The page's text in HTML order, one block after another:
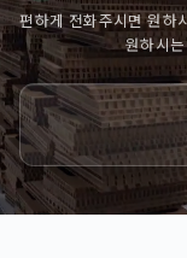
편하게 전화주시면 원하
원하시